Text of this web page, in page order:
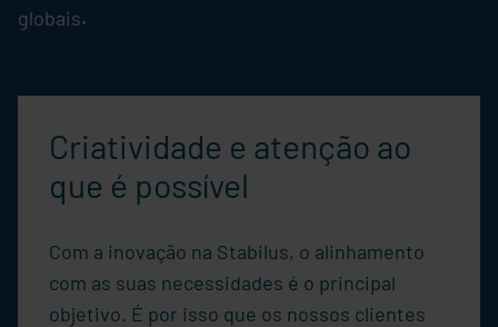
globais.
Criatividade e atenção ao
que é possível
Com a inovação na Stabilus, o alinhamento
com as suas necessidades é o principal
objetivo. É por isso que os nossos clientes